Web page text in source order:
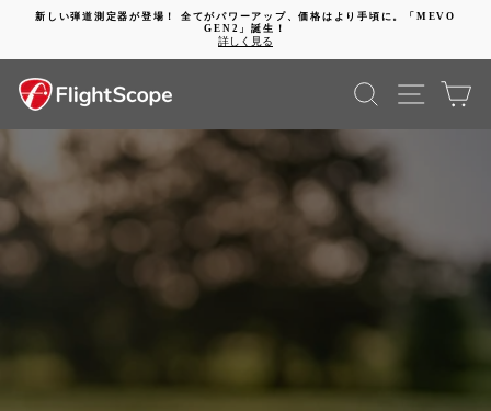
ン
動
新しい弾道測定器が登場！ 全てがパワーアップ、価格はより手頃に。「MEVO
GEN2」誕生！
詳しく見る
検索 SITE